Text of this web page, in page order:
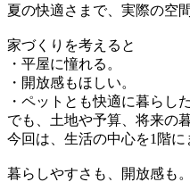
夏の快適さまで、実際の空
家づくりを考えると
・平屋に憧れる。
・開放感もほしい。
・ペットとも快適に暮らした
でも、土地や予算、将来の
今回は、生活の中心を1階
暮らしやすさも、開放感も。